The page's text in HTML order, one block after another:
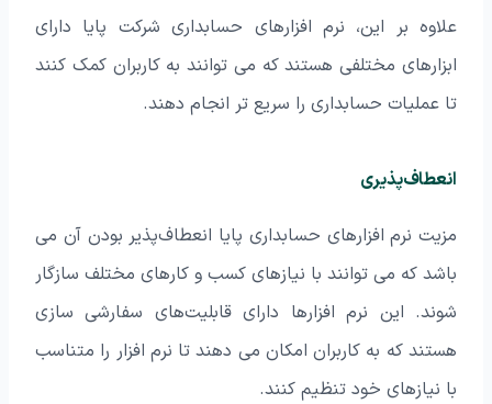
علاوه بر این، نرم افزارهای حسابداری شرکت پایا دارای
ابزارهای مختلفی هستند که می‌ توانند به کاربران کمک کنند
تا عملیات حسابداری را سریع‌ تر انجام دهند.
انعطاف‌پذیری
مزیت نرم افزارهای حسابداری پایا انعطاف‌پذیر بودن آن می
باشد که می‌ توانند با نیازهای کسب و کارهای مختلف سازگار
شوند. این نرم افزارها دارای قابلیت‌های سفارشی‌ سازی
هستند که به کاربران امکان می‌ دهند تا نرم افزار را متناسب
با نیازهای خود تنظیم کنند.